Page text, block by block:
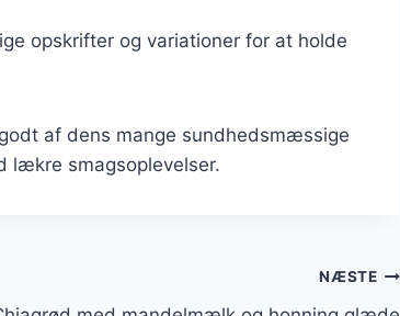
opskrifter og variationer for at holde
af dens mange sundhedsmæssige
lækre smagsoplevelser.
NÆSTE